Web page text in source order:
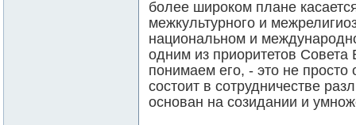
более широком плане
межкультурного и
национальном и
одним из приоритетов
понимаем его, - это не просто
состоит в сотрудничестве
основан на созидании и